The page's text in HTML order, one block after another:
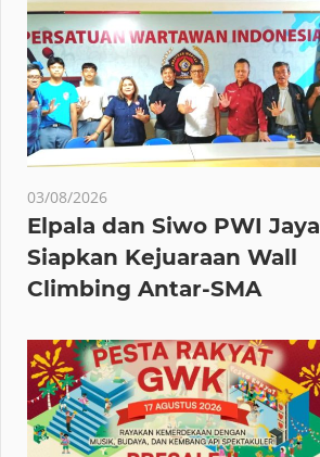
03/08/2026
Elpala dan Siwo PWI Jaya
Siapkan Kejuaraan Wall
Climbing Antar-SMA